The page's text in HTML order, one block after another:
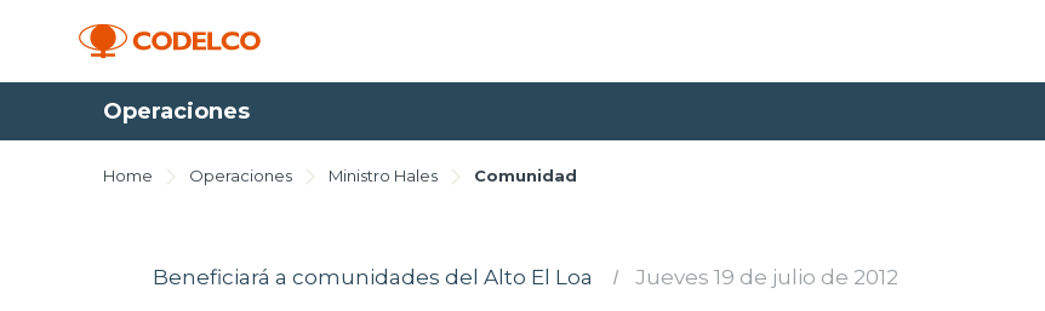
Operaciones
Home Operaciones Ministro Hales Comunidad
Beneficiará a comunidades del Alto El Loa I Jueves 19 de julio de 2012